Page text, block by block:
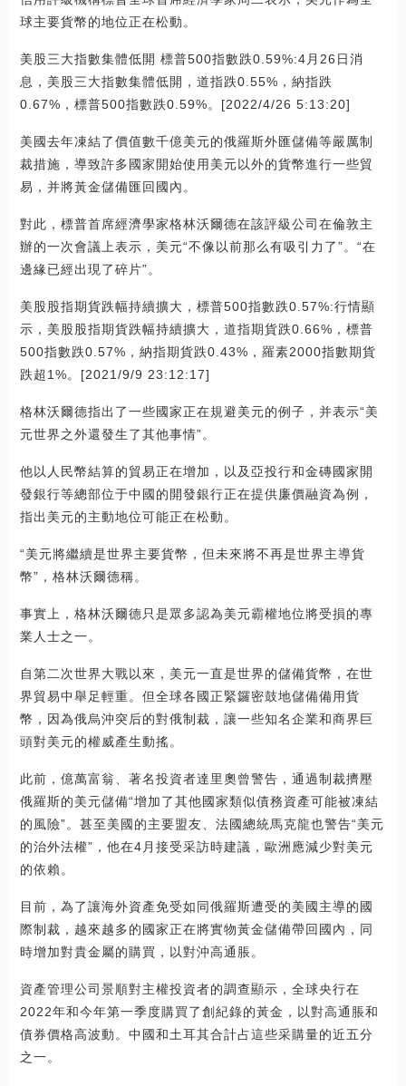
球主要貨幣的地位正在松動。
美股三大指數集體低開 標普500指數跌0.59%:4月26日消
息，美股三大指數集體低開，道指跌0.55%，納指跌
0.67%，標普500指數跌0.59%。[2022/4/26 5:13:20]
美國去年凍結了價值數千億美元的俄羅斯外匯儲備等嚴厲制
裁措施，導致許多國家開始使用美元以外的貨幣進行一些貿
易，并將黃金儲備匯回國內。
對此，標普首席經濟學家格林沃爾德在該評級公司在倫敦主
辦的一次會議上表示，美元“不像以前那么有吸引力了”。“在
邊緣已經出現了碎片”。
美股股指期貨跌幅持續擴大，標普500指數跌0.57%:行情顯
示，美股股指期貨跌幅持續擴大，道指期貨跌0.66%，標普
500指數跌0.57%，納指期貨跌0.43%，羅素2000指數期貨
跌超1%。[2021/9/9 23:12:17]
格林沃爾德指出了一些國家正在規避美元的例子，并表示“美
元世界之外還發生了其他事情”。
他以人民幣結算的貿易正在增加，以及亞投行和金磚國家開
發銀行等總部位于中國的開發銀行正在提供廉價融資為例，
指出美元的主動地位可能正在松動。
“美元將繼續是世界主要貨幣，但未來將不再是世界主導貨
幣”，格林沃爾德稱。
事實上，格林沃爾德只是眾多認為美元霸權地位將受損的專
業人士之一。
自第二次世界大戰以來，美元一直是世界的儲備貨幣，在世
界貿易中舉足輕重。但全球各國正緊鑼密鼓地儲備備用貨
幣，因為俄烏沖突后的對俄制裁，讓一些知名企業和商界巨
頭對美元的權威產生動搖。
此前，億萬富翁、著名投資者達里奧曾警告，通過制裁擠壓
俄羅斯的美元儲備“增加了其他國家類似債務資產可能被凍結
的風險”。甚至美國的主要盟友、法國總統馬克龍也警告“美元
的治外法權”，他在4月接受采訪時建議，歐洲應減少對美元
的依賴。
目前，為了讓海外資產免受如同俄羅斯遭受的美國主導的國
際制裁，越來越多的國家正在將實物黃金儲備帶回國內，同
時增加對貴金屬的購買，以對沖高通脹。
資產管理公司景順對主權投資者的調查顯示，全球央行在
2022年和今年第一季度購買了創紀錄的黃金，以對高通脹和
債券價格高波動。中國和土耳其合計占這些采購量的近五分
之一。